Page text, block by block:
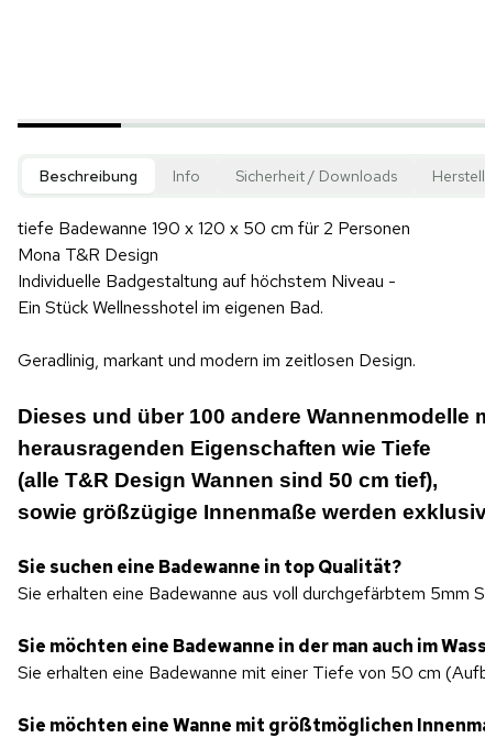
Beschreibung Info Sicherheit / Downloads
tiefe Badewanne 190 x 120 x 50 cm für 2 Personen
Mona T&R Design
Individuelle Badgestaltung auf höchstem Niveau -
Ein Stück Wellnesshotel im eigenen Bad.
Geradlinig, markant und modern im zeitlosen Design.
Dieses und über 100 andere Wannenmodelle
herausragenden Eigenschaften wie Tiefe
(alle T&R Design Wannen sind 50 cm tief),
sowie größzügige Innenmaße werden
Sie suchen eine Badewanne in top Qualität?
Sie erhalten eine Badewanne aus voll durchgefärbtem
Sie möchten eine Badewanne in der man auch im
Sie erhalten eine Badewanne mit einer Tiefe von 50 cm
Sie möchten eine Wanne mit größtmöglichen